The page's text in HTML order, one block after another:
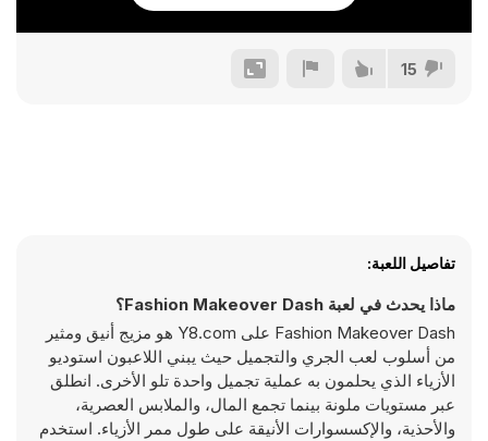
15
تفاصيل اللعبة:
ماذا يحدث في لعبة Fashion Makeover Dash؟
Fashion Makeover Dash على Y8.com هو مزيج أنيق ومثير
من أسلوب لعب الجري والتجميل حيث يبني اللاعبون استوديو
الأزياء الذي يحلمون به عملية تجميل واحدة تلو الأخرى. انطلق
عبر مستويات ملونة بينما تجمع المال، والملابس العصرية،
والأحذية، والإكسسوارات الأنيقة على طول ممر الأزياء. استخدم